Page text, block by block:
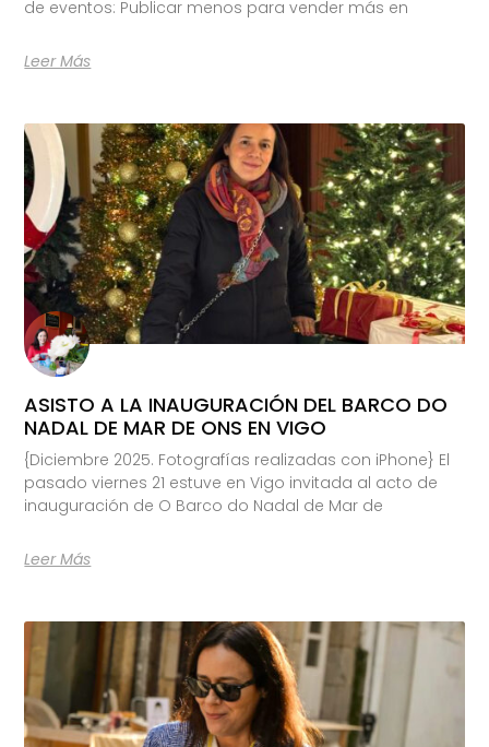
de eventos: Publicar menos para vender más en
Leer Más
ASISTO A LA INAUGURACIÓN DEL BARCO DO
NADAL DE MAR DE ONS EN VIGO
{Diciembre 2025. Fotografías realizadas con iPhone} El
pasado viernes 21 estuve en Vigo invitada al acto de
inauguración de O Barco do Nadal de Mar de
Leer Más